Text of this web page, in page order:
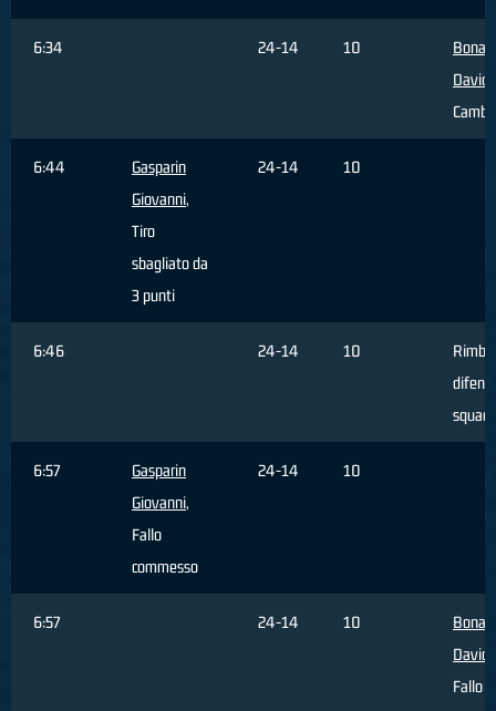
6:34 24-14 10
Davide
6:44
Gasparin
Giovanni,
Tiro
sbagliato da
3 punti
24-14 10
6:46 24-14 10
6:57
Gasparin
Giovanni,
Fallo
commesso
24-14 10
6:57 24-14 10
Davide
Fallo